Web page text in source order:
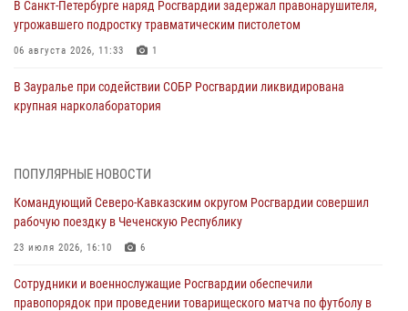
В Санкт-Петербурге наряд Росгвардии задержал правонарушителя,
угрожавшего подростку травматическим пистолетом
06 августа 2026, 11:33 1
В Зауралье при содействии СОБР Росгвардии ликвидирована
крупная нарколаборатория
В Москве росгвардейцы задержали троих мужчин, устроивших
06 августа 2026, 11:20
Взрывотехники Росгвардии на Ставрополье обезвредили снаряд
06 августа 2026, 11:15
ПОПУЛЯРНЫЕ НОВОСТИ
Командующий Северо-Кавказским округом Росгвардии совершил
рабочую поездку в Чеченскую Республику
23 июля 2026, 16:10 6
Сотрудники и военнослужащие Росгвардии обеспечили
правопорядок при проведении товарищеского матча по футболу в